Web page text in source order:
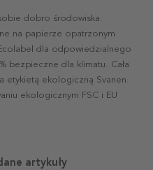
dobro środowiska.
na papierze opatrzonym
dla odpowiedzialnego
bezpieczne dla klimatu. Cała
etykietą ekologiczną Svanen.
ekologicznym FSC i EU
artykuły